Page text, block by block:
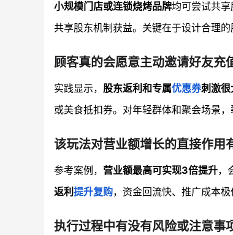
小规模门店或连锁烧烤品牌均可尝试共
共享股东机制获益。关键在于设计合理
顾客真的会愿意主动邀请好友充
实践显示， 股东返利和专属优惠券刺激很
或美食抵扣券。对年轻群体和聚会场景
该玩法对营业额增长的直接作用
参考案例， 营业额最高可实现3倍提升，
返利 提升复购，资金回流快、推广成本
执行过程中有没有风险或注意事